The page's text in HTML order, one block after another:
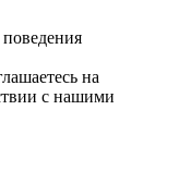
на
с нашими